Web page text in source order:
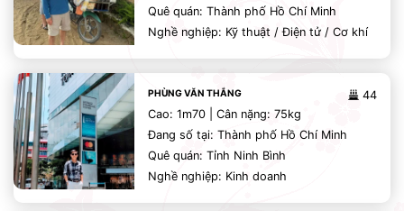
Quê quán: Thành phố Hồ Chí Minh
Nghề nghiệp: Kỹ thuật / Điện tử / Cơ khí
44
PHÙNG VĂN THẮNG
Cao: 1m70 | Cân nặng: 75kg
Đang số tại: Thành phố Hồ Chí Minh
Quê quán: Tỉnh Ninh Bình
Nghề nghiệp: Kinh doanh